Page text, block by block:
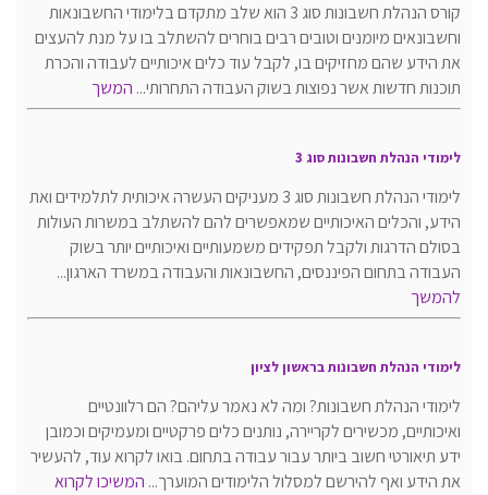
קורס הנהלת חשבונות סוג 3 הוא שלב מתקדם בלימודי החשבונאות
וחשבונאים מיומנים וטובים רבים בוחרים להשתלב בו על מנת להעצים
את הידע שהם מחזיקים בו, לקבל עוד כלים איכותיים לעבודה והכרת
תוכנות חדשות אשר נפוצות בשוק העבודה התחרותי... המשך
לימודי הנהלת חשבונות סוג 3
לימודי הנהלת חשבונות סוג 3 מעניקים העשרה איכותית לתלמידים ואת
הידע, והכלים האיכותיים שמאפשרים להם להשתלב במשרות העולות
בסולם הדרגות ולקבל תפקידים משמעותיים ואיכותיים יותר בשוק
העבודה בתחום הפיננסים, החשבונאות והעבודה במשרד הארגון...
להמשך
לימודי הנהלת חשבונות בראשון לציון
לימודי הנהלת חשבונות? ומה לא נאמר עליהם? הם רלוונטיים
ואיכותיים, מכשירים לקריירה, נותנים כלים פרקטיים ומעמיקים וכמובן
ידע תיאורטי חשוב ביותר עבור עבודה בתחום. בואו לקרוא עוד, להעשיר
את הידע ואף להירשם למסלול הלימודים המוערך... המשיכו לקרוא